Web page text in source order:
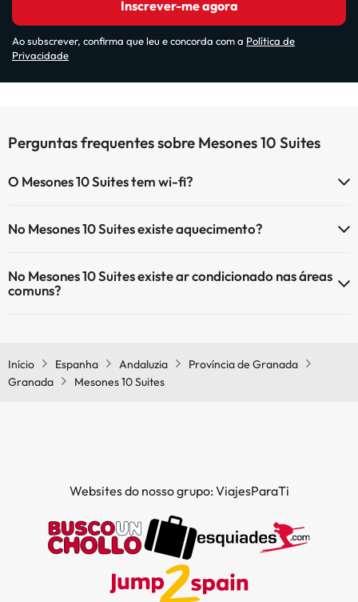
Inscrever-me agora
Ao subscrever, confirma que leu e concorda com a Política de
Privacidade
Perguntas frequentes sobre Mesones 10 Suites
O Mesones 10 Suites tem wi-fi?
No Mesones 10 Suites existe aquecimento?
No Mesones 10 Suites existe ar condicionado nas áreas
comuns?
Início Espanha Andaluzia
Província de Granada
Granada
Mesones 10 Suites
Websites do nosso grupo: ViajesParaTi